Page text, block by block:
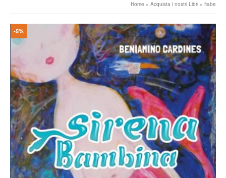
Home » Acquista i nostri Libri » fiabe
-5%